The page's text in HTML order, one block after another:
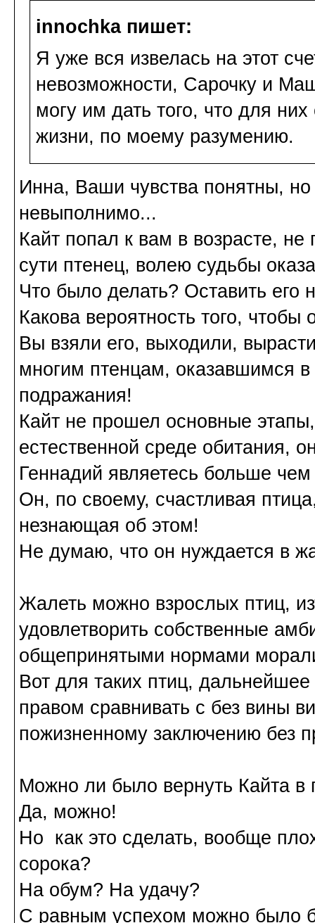
innochka пишет:
Я уже вся извелась на этот
невозможности, Сарочку и
могу им дать того, что для
жизни, по моему разумению.
Инна, Ваши чувства понятны, но
невыполнимо...
Кайт попал к вам в возрасте,
сути птенец, волею судьбы
Что было делать? Оставить его
Какова вероятность того,
Вы взяли его, выходили,
многим птенцам, оказавшимся
подражания!
Кайт не прошел основные
естественной среде обитания,
Геннадий являетесь больше
Он, по своему, счастливая
незнающая об этом!
Не думаю, что он нуждается в
Жалеть можно взрослых птиц,
удовлетворить собственные
общепринятыми нормами
Вот для таких птиц,
правом сравнивать с без вины
пожизненному заключению без
Можно ли было вернуть Кайта в
Да, можно!
Но как это сделать, вообще
сорока?
На обум? На удачу?
С равным успехом можно было